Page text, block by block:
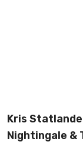
Kris
Nightingale &